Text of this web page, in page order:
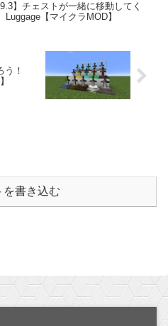
】チェストが一緒に移動してく
【マイクラMOD】
う！
を書き込む